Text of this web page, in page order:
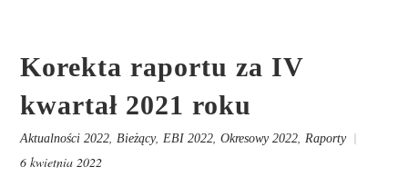
Korekta raportu za IV
kwartał 2021 roku
Aktualności 2022 Bieżący, EBI 2022 ,Okresowy 2022 Raporty
6 kwietnia 2022